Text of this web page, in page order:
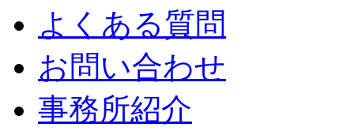
よくある質問
お問い合わせ
事務所紹介